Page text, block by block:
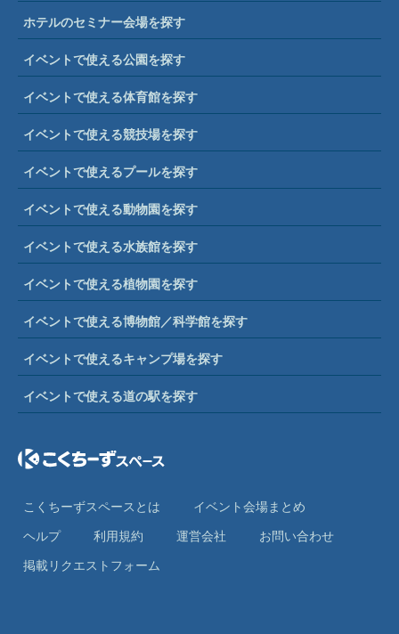
ホテルのセミナー会場を探す
イベントで使える公園を探す
イベントで使える体育館を探す
イベントで使える競技場を探す
イベントで使えるプールを探す
イベントで使える動物園を探す
イベントで使える水族館を探す
イベントで使える植物園を探す
イベントで使える博物館／科学館を探す
イベントで使えるキャンプ場を探す
イベントで使える道の駅を探す
こくちーずスペースとは
イベント会場まとめ
ヘルプ
利⽤規約 運営会社
お問い合わせ
掲載リクエストフォーム